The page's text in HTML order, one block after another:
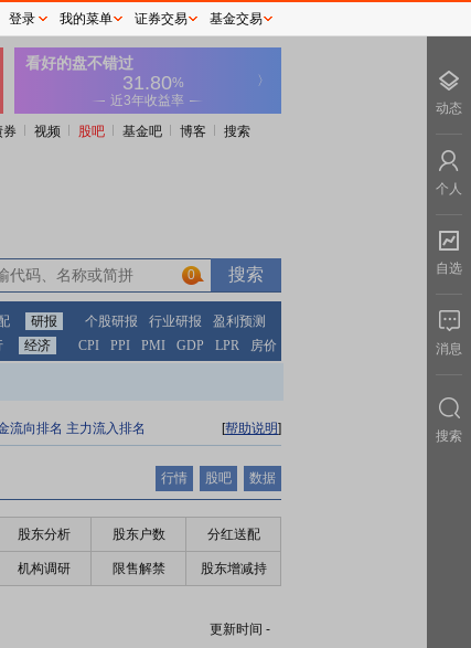
券 视频 股吧 基金吧 博客 搜索
0
研报 个股研报 行业研报
盈利预测
经济 CPI PPI PMI GDP LPR 房价
流向排名 主力流入排名 [帮助说明]
行情 股吧 数据
股东分析 股东户数 分红送配
机构调研 限售解禁 股东增减持
更新时间 -
登录 我的菜单 证券交易 基金交易
动态
个人
自选
消息
搜索